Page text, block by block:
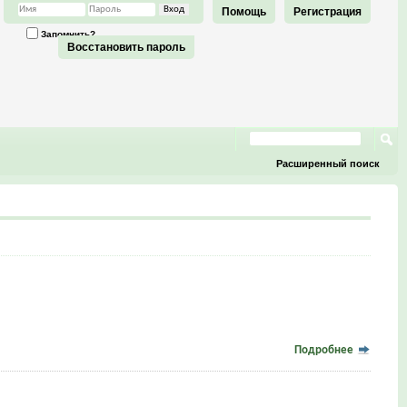
Регистрация
Помощь
Запомнить?
Восстановить пароль
Расширенный поиск
Подробнее